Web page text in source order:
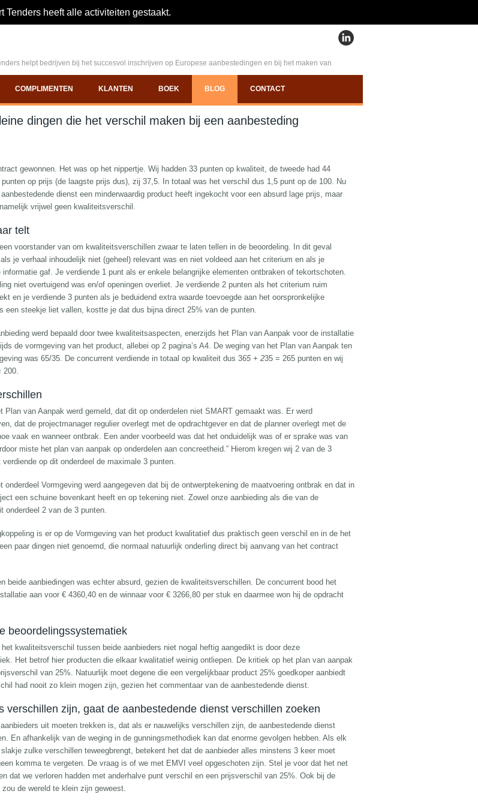
Tenders heeft alle activiteiten gestaakt.
helpt bedrijven bij het succesvol inschrijven op Europese aanbestedingen en bij het maken van
COMPLIMENTEN KLANTEN BOEK BLOG CONTACT
dingen die het verschil maken bij een aanbesteding
gewonnen. Het was op het nippertje. Wij hadden 33 punten op kwaliteit, de tweede had 44
op prijs (de laagste prijs dus), zij 37,5. In totaal was het verschil dus 1,5 punt op de 100. Nu
dienst een minderwaardig product heeft ingekocht voor een absurd lage prijs, maar
vrijwel geen kwaliteitsverschil.
telt
voorstander van om kwaliteitsverschillen zwaar te laten tellen in de beoordeling. In dit geval
je verhaal inhoudelijk niet (geheel) relevant was en niet voldeed aan het criterium en als je
gaf. Je verdiende 1 punt als er enkele belangrijke elementen ontbraken of tekortschoten.
niet overtuigend was en/of openingen overliet. Je verdiende 2 punten als het criterium ruim
en je verdiende 3 punten als je beduidend extra waarde toevoegde aan het oorspronkelijke
een steekje liet vallen, kostte je dat dus bijna direct 25% van de punten.
werd bepaald door twee kwaliteitsaspecten, enerzijds het Plan van Aanpak voor de installatie
de vormgeving van het product, allebei op 2 pagina’s A4. De weging van het Plan van Aanpak ten
was 65/35. De concurrent verdiende in totaal op kwaliteit dus 365 + 235 = 265 punten en wij
200.
Plan van Aanpak werd gemeld, dat dit op onderdelen niet SMART gemaakt was. Er werd
dat de projectmanager regulier overlegt met de opdrachtgever en dat de planner overlegt met de
vaak en wanneer ontbrak. Een ander voorbeeld was dat het onduidelijk was of er sprake was van
miste het plan van aanpak op onderdelen aan concreetheid.” Hierom kregen wij 2 van de 3
op dit onderdeel de maximale 3 punten.
onderdeel Vormgeving werd aangegeven dat bij de ontwerptekening de maatvoering ontbrak en dat in
een schuine bovenkant heeft en op tekening niet. Zowel onze aanbieding als die van de
onderdeel 2 van de 3 punten.
is er op de Vormgeving van het product kwalitatief dus praktisch geen verschil en in de het
paar dingen niet genoemd, die normaal natuurlijk onderling direct bij aanvang van het contract
beide aanbiedingen was echter absurd, gezien de kwaliteitsverschillen. De concurrent bood het
aan voor € 4360,40 en de winnaar voor € 3266,80 per stuk en daarmee won hij de opdracht
beoordelingssystematiek
kwaliteitsverschil tussen beide aanbieders niet nogal heftig aangedikt is door deze
Het betrof hier producten die elkaar kwalitatief weinig ontliepen. De kritiek op het plan van aanpak
van 25%. Natuurlijk moet degene die een vergelijkbaar product 25% goedkoper aanbiedt
had nooit zo klein mogen zijn, gezien het commentaar van de aanbestedende dienst.
verschillen zijn, gaat de aanbestedende dienst verschillen zoeken
uit moeten trekken is, dat als er nauwelijks verschillen zijn, de aanbestedende dienst
En afhankelijk van de weging in de gunningsmethodiek kan dat enorme gevolgen hebben. Als elk
zulke verschillen teweegbrengt, betekent het dat de aanbieder alles minstens 3 keer moet
komma te vergeten. De vraag is of we met EMVI veel opgeschoten zijn. Stel je voor dat het net
dat we verloren hadden met anderhalve punt verschil en een prijsverschil van 25%. Ook bij de
de wereld te klein zijn geweest.